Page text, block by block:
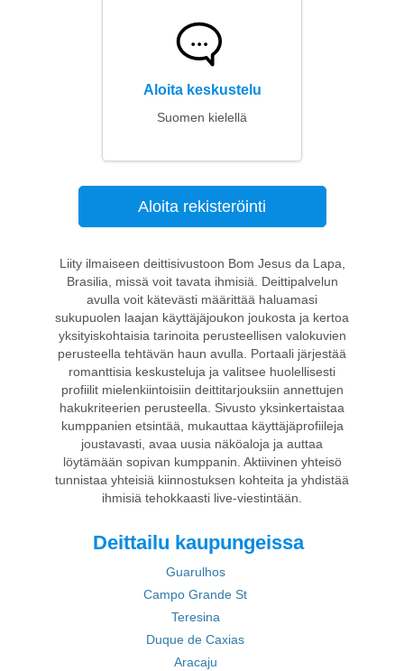
Aloita keskustelu
Suomen kielellä
Aloita rekisteröinti
Liity ilmaiseen deittisivustoon Bom Jesus da Lapa,
Brasilia, missä voit tavata ihmisiä. Deittipalvelun
avulla voit kätevästi määrittää haluamasi
sukupuolen laajan käyttäjäjoukon joukosta ja kertoa
yksityiskohtaisia tarinoita perusteellisen valokuvien
perusteella tehtävän haun avulla. Portaali järjestää
romanttisia keskusteluja ja valitsee huolellisesti
profiilit mielenkiintoisiin deittitarjouksiin annettujen
hakukriteerien perusteella. Sivusto yksinkertaistaa
kumppanien etsintää, mukauttaa käyttäjäprofiileja
joustavasti, avaa uusia näköaloja ja auttaa
löytämään sopivan kumppanin. Aktiivinen yhteisö
tunnistaa yhteisiä kiinnostuksen kohteita ja yhdistää
ihmisiä tehokkaasti live-viestintään.
Deittailu kaupungeissa
Guarulhos
Campo Grande St
Teresina
Duque de Caxias
Aracaju